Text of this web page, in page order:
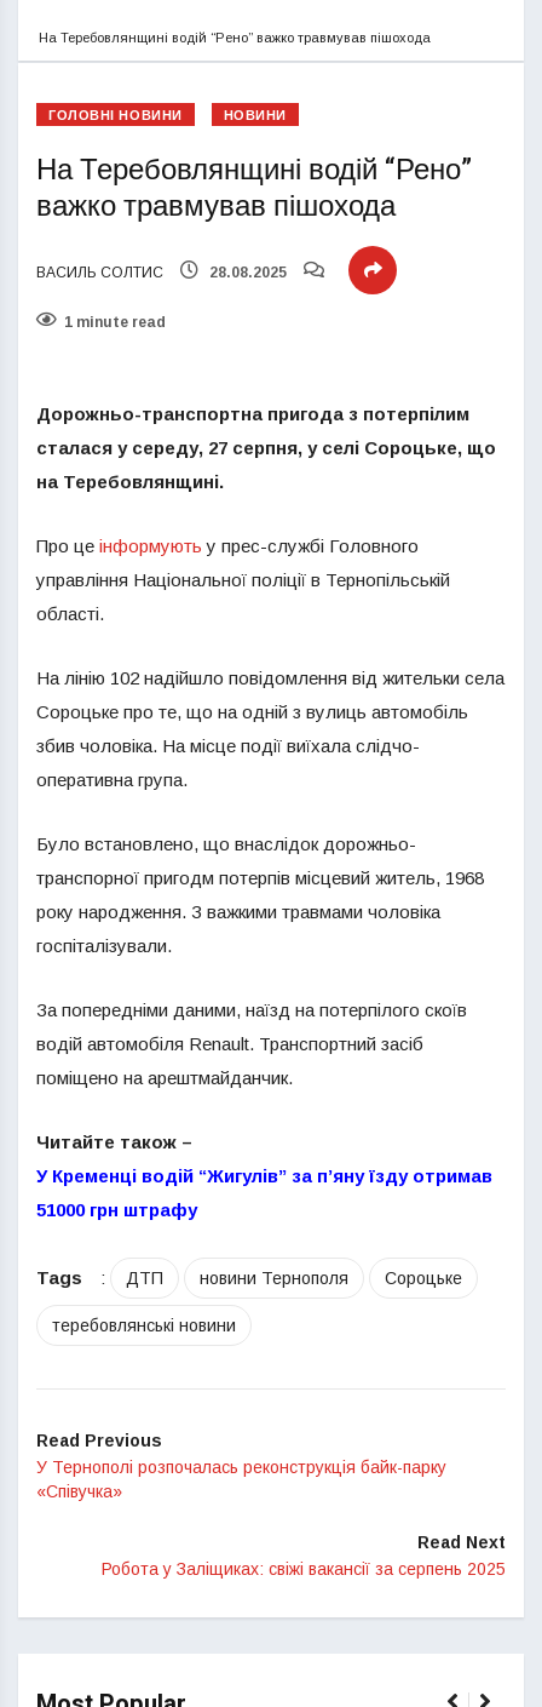
На Теребовлянщині водій “Рено” важко травмував пішохода
ГОЛОВНІ НОВИНИ НОВИНИ
На Теребовлянщині водій “Рено”
важко травмував пішохода
ВАСИЛЬ СОЛТИС 28.08.2025
1 minute read
Дорожньо-транспортна пригода з потерпілим
сталася у середу, 27 серпня, у селі Сороцьке, що
на Теребовлянщині.
Про це інформують у прес-службі Головного
управління Національної поліції в Тернопільській
області.
На лінію 102 надійшло повідомлення від жительки села
Сороцьке про те, що на одній з вулиць автомобіль
збив чоловіка. На місце події виїхала слідчо-
оперативна група.
Було встановлено, що внаслідок дорожньо-
транспорної пригодм потерпів місцевий житель, 1968
року народження. З важкими травмами чоловіка
госпіталізували.
За попередніми даними, наїзд на потерпілого скоїв
водій автомобіля Renault. Транспортний засіб
поміщено на арештмайданчик.
Читайте також –
У Кременці водій “Жигулів” за п’яну їзду отримав
51000 грн штрафу
Tags : ДТП новини Тернополя Сороцьке
теребовлянські новини
Read Previous
У Тернополі розпочалась реконструкція байк-парку
«Співучка»
Read Next
Робота у Заліщиках: свіжі вакансії за серпень 2025